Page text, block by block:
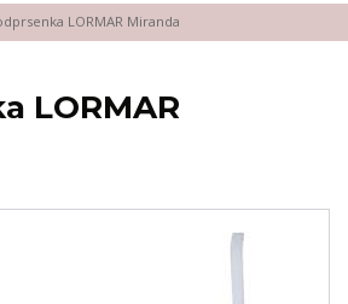
LORMAR Miranda
LORMAR